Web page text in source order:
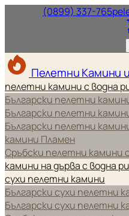
(0899) 337-765
Пелетни Камини
пелетни камини с водна
Български пелетни
Български пелетни
Български пелетни
камини Пламен
Сръбски пелетни камини
камини на дърва с водна
сухи пелетни камини
Български сухи пелетни
Български сухи пелетни